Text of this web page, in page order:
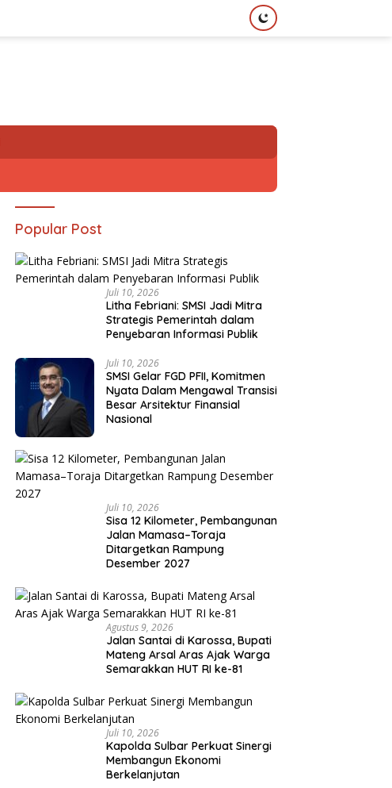
Popular Post
Juli 10, 2026
Litha Febriani: SMSI Jadi Mitra
Strategis Pemerintah dalam
Penyebaran Informasi Publik
Juli 10, 2026
SMSI Gelar FGD PFII, Komitmen
Nyata Dalam Mengawal Transisi
Besar Arsitektur Finansial
Nasional
Juli 10, 2026
Sisa 12 Kilometer, Pembangunan
Jalan Mamasa–Toraja
Ditargetkan Rampung
Desember 2027
Agustus 9, 2026
Jalan Santai di Karossa, Bupati
Mateng Arsal Aras Ajak Warga
Semarakkan HUT RI ke-81
Juli 10, 2026
Kapolda Sulbar Perkuat Sinergi
Membangun Ekonomi
Berkelanjutan